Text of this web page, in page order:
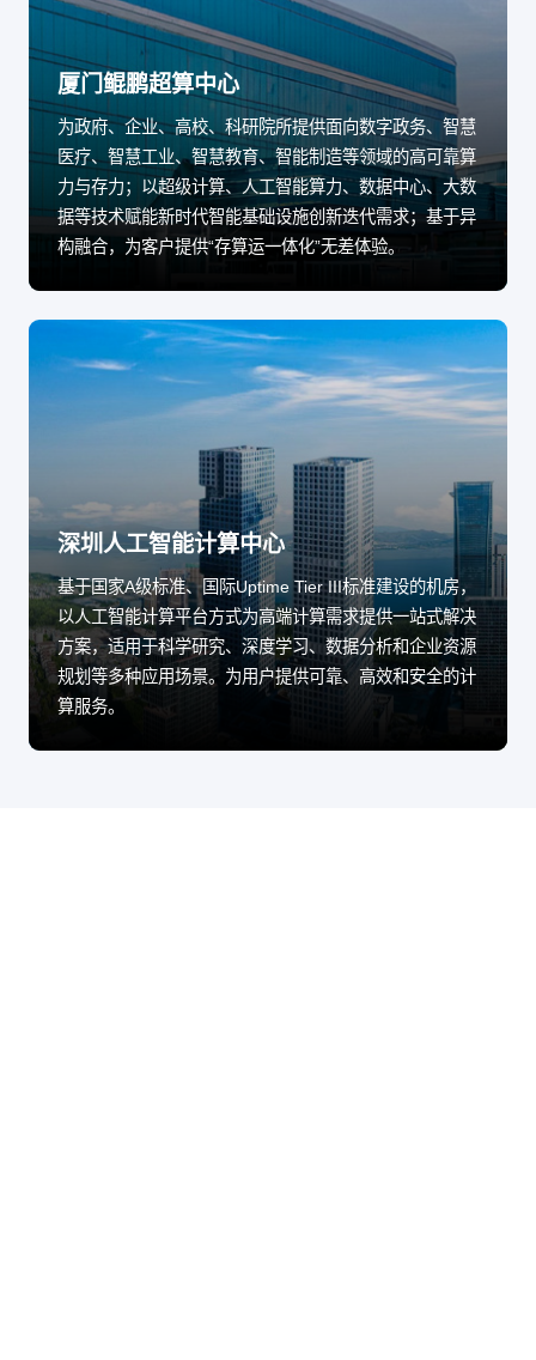
厦门鲲鹏超算中心
为政府、企业、高校、科研院所提供面向数字政务、智慧
医疗、智慧工业、智慧教育、智能制造等领域的高可靠算
力与存力；以超级计算、人工智能算力、数据中心、大数
据等技术赋能新时代智能基础设施创新迭代需求；基于异
构融合，为客户提供“存算运一体化”无差体验。
深圳人工智能计算中心
基于国家A级标准、国际Uptime Tier III标准建设的机房，
以人工智能计算平台方式为高端计算需求提供一站式解决
方案，适用于科学研究、深度学习、数据分析和企业资源
规划等多种应用场景。为用户提供可靠、高效和安全的计
算服务。